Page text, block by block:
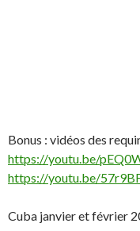
Bonus : vidéos des
https://youtu.be/
https://youtu.be/
Cuba janvier et février